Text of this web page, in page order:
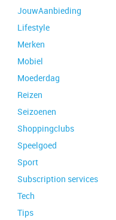
JouwAanbieding
Lifestyle
Merken
Mobiel
Moederdag
Reizen
Seizoenen
Shoppingclubs
Speelgoed
Sport
Subscription services
Tech
Tips